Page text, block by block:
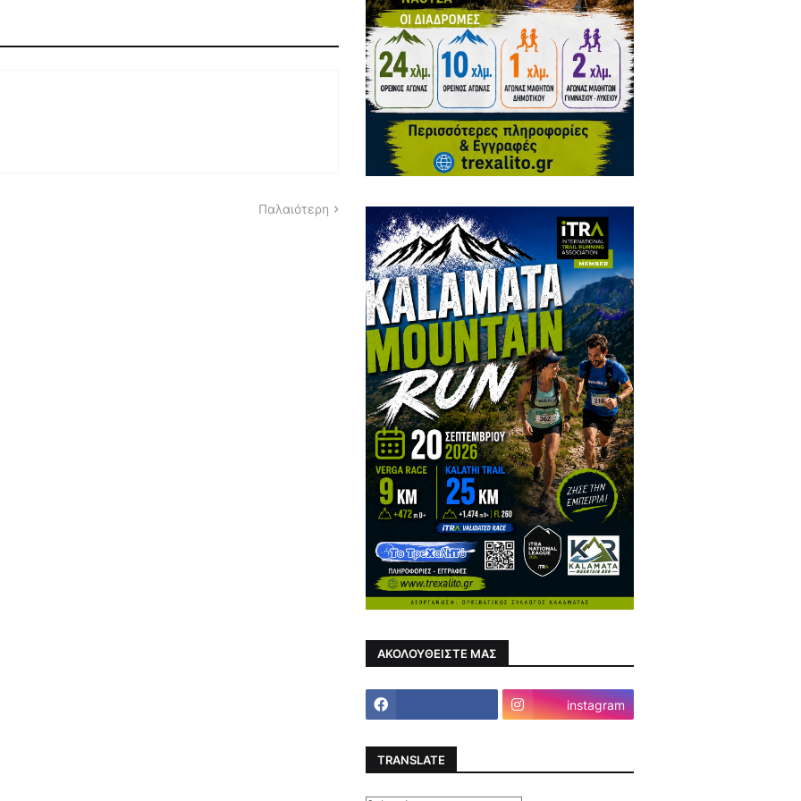
Παλαιότερη
ΑΚΟΛΟΥΘΕΙΣΤΕ ΜΑΣ
instagram
TRANSLATE